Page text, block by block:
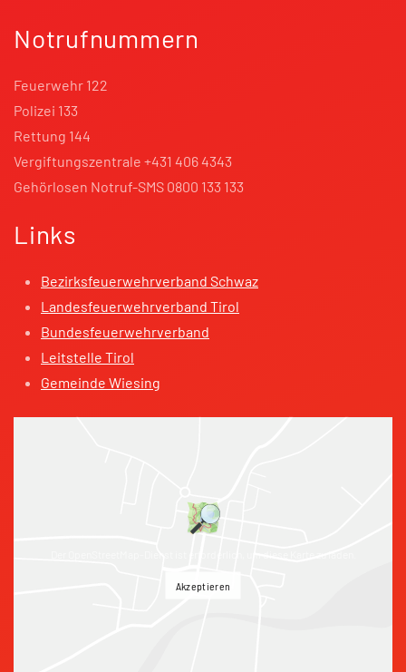
Notrufnummern
Feuerwehr 122
Polizei 133
Rettung 144
Vergiftungszentrale +431 406 4343
Gehörlosen Notruf-SMS 0800 133 133
Links
Bezirksfeuerwehrverband Schwaz
Landesfeuerwehrverband Tirol
Bundesfeuerwehrverband
Leitstelle Tirol
Gemeinde Wiesing
Akzeptieren